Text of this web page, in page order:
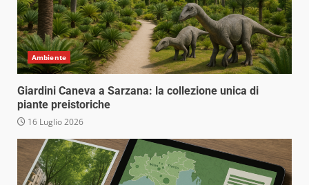
Ambiente
Giardini Caneva a Sarzana: la collezione unica di
piante preistoriche
16 Luglio 2026